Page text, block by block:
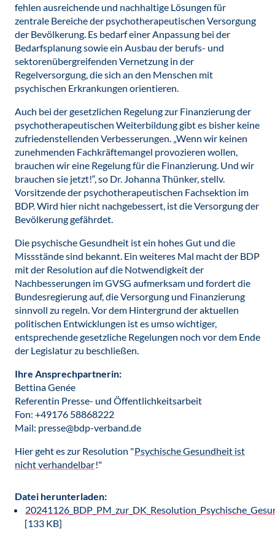
fehlen ausreichende und nachhaltige Lösungen für
zentrale Bereiche der psychotherapeutischen Versorgung
der Bevölkerung. Es bedarf einer Anpassung bei der
Bedarfsplanung sowie ein Ausbau der berufs- und
sektorenübergreifenden Vernetzung in der
Regelversorgung, die sich an den Menschen mit
psychischen Erkrankungen orientieren.
Auch bei der gesetzlichen Regelung zur Finanzierung der
psychotherapeutischen Weiterbildung gibt es bisher keine
zufriedenstellenden Verbesserungen. „Wenn wir keinen
zunehmenden Fachkräftemangel provozieren wollen,
brauchen wir eine Regelung für die Finanzierung. Und wir
brauchen sie jetzt!“, so Dr. Johanna Thünker, stellv.
Vorsitzende der psychotherapeutischen Fachsektion im
BDP. Wird hier nicht nachgebessert, ist die Versorgung der
Bevölkerung gefährdet.
Die psychische Gesundheit ist ein hohes Gut und die
Missstände sind bekannt. Ein weiteres Mal macht der BDP
mit der Resolution auf die Notwendigkeit der
Nachbesserungen im GVSG aufmerksam und fordert die
Bundesregierung auf, die Versorgung und Finanzierung
sinnvoll zu regeln. Vor dem Hintergrund der aktuellen
politischen Entwicklungen ist es umso wichtiger,
entsprechende gesetzliche Regelungen noch vor dem Ende
der Legislatur zu beschließen.
Ihre Ansprechpartnerin:
Bettina Genée
Referentin Presse- und Öffentlichkeitsarbeit
Fon: +49176 58868222
Mail: presse@bdp-verband.de
Hier geht es zur Resolution "Psychische Gesundheit ist
nicht verhandelbar!"
Datei herunterladen:
[133 KB]